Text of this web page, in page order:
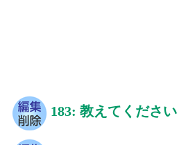
183: 教えてください